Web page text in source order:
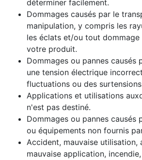
déterminer facilement.
Dommages causés par le
manipulation, y compris les
les éclats et/ou tout
votre produit.
Dommages ou pannes causés
une tension électrique
fluctuations ou des
Applications et utilisations
n'est pas destiné.
Dommages ou pannes causés
ou équipements non fournis
Accident, mauvaise utilisation,
mauvaise application,